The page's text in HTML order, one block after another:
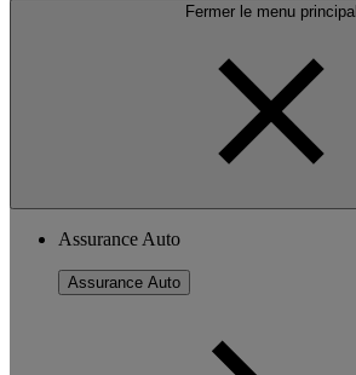
Fermer le menu principal
Assurance Auto
Assurance Auto